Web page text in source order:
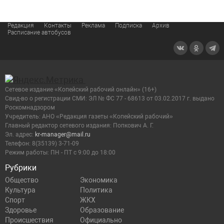
Редакция Контакты Реклама Подписка
Архив
Расписание автобусов
Рубрики
Общество
Экономика
Культура
Политика
Спорт
ЖКХ
Здоровье
Образование
Происшествия
Официально
Сетевое издание «Копейский рабочий онлайн» (16+)
Cвид-во о регистрации СМИ: ЭЛ № ФС 77 - 68613 от 03.02.2017 г. выдано
Роскомнадзором
Учредитель: АНО «Редакция газеты «Копейский рабочий»
Главный редактор сетевого издания: Попкович А. Г.
Эл. адрес: kr-manager@mail.ru
Телефон: 8(35139) 3-71-09
Режим работы: ПН - ПТ с 9:00 до 18:00